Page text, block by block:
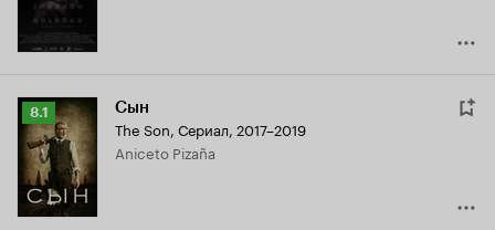
Рейтинг
Кинопоиска
8.1
8.1 Сын
The Son, Сериал, 2017–2019
Aniceto Pizaña